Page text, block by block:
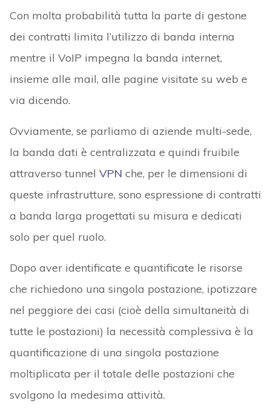
Con molta probabilità tutta la parte di gestone
dei contratti limita l’utilizzo di banda interna
mentre il VoIP impegna la banda internet,
insieme alle mail, alle pagine visitate su web e
via dicendo.
Ovviamente, se parliamo di aziende multi-sede,
la banda dati è centralizzata e quindi fruibile
attraverso tunnel VPN che, per le dimensioni di
queste infrastrutture, sono espressione di contratti
a banda larga progettati su misura e dedicati
solo per quel ruolo.
Dopo aver identificate e quantificate le risorse
che richiedono una singola postazione, ipotizzare
nel peggiore dei casi (cioè della simultaneità di
tutte le postazioni) la necessità complessiva è la
quantificazione di una singola postazione
moltiplicata per il totale delle postazioni che
svolgono la medesima attività.